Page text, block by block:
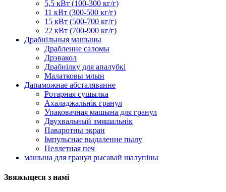
5,5 кВт (100-300 кг/г)
11 кВт (300-500 кг/г)
15 кВт (500-700 кг/г)
22 кВт (700-900 кг/г)
Драбнільныя машыны
Драбленне саломы
Дрэвакол
Драбнілку для апалубкі
Малатковы млын
Дапаможнае абсталяванне
Ротарная сушылка
Ахаладжальнік гранул
Упаковачная машына для гранул
Двухвальный змяшальнік
Паваротны экран
Імпульснае выдаленне пылу
Пеллетная печ
машына для гранул рысавай шалупіны
Звяжыцеся з намі